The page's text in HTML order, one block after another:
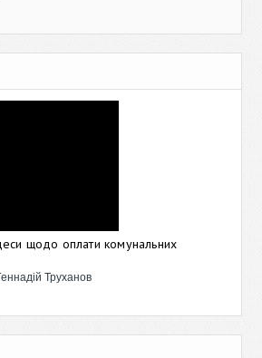
щодо оплати комунальних
Труханов